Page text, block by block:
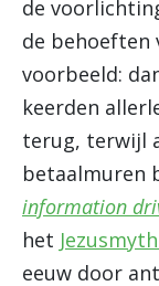
de
de behoeften
voorbeeld:
keerden
terug, terwijl
betaalmuren
information
het
eeuw door